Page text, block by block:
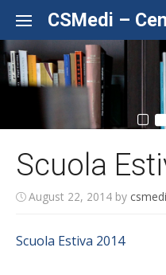
CSMedi –
Scuola
August 22, 2014 by csmedi
Scuola Estiva 2014